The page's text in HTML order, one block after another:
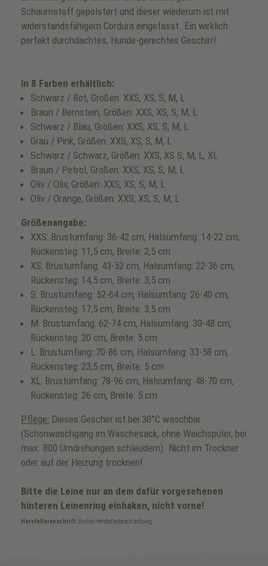
Schaumstoff gepolstert und dieser wiederum ist mit
widerstandsfähigem Cordura eingefasst. Ein wirklich
perfekt durchdachtes, Hunde-gerechtes Geschirr!
In 8 Farben erhältlich:
Schwarz / Rot, Größen: XXS, XS, S, M, L
Braun / Bernstein, Größen: XXS, XS, S, M, L
Schwarz / Blau, Größen: XXS, XS, S, M, L
Grau / Pink, Größen: XXS, XS, S, M, L
Schwarz / Schwarz, Größen: XXS, XS S, M, L, XL
Braun / Petrol, Größen: XXS, XS, S, M, L
Oliv / Oliv, Größen: XXS, XS, S, M, L
Oliv / Orange, Größen: XXS, XS, S, M, L
Größenangabe:
XXS: Brustumfang: 36-42 cm, Halsumfang: 14-22 cm,
Rückensteg: 11,5 cm, Breite: 2,5 cm
XS: Brustumfang: 43-52 cm, Halsumfang: 22-36 cm,
Rückensteg: 14,5 cm, Breite: 3,5 cm
S: Brustumfang: 52-64 cm, Halsumfang: 26-40 cm,
Rückensteg: 17,5 cm, Breite: 3,5 cm
M: Brustumfang: 62-74 cm, Halsumfang: 30-48 cm,
Rückensteg: 20 cm, Breite: 5 cm
L: Brustumfang: 70-86 cm, Halsumfang: 33-58 cm,
Rückensteg: 23,5 cm, Breite: 5 cm
XL: Brustumfang: 78-96 cm, Halsumfang: 48-70 cm,
Rückensteg: 26 cm, Breite: 5 cm
Pflege: Dieses Geschirr ist bei 30°C waschbar
(Schonwaschgang im Wäschesack, ohne Weichspüler, bei
max. 800 Umdrehungen schleudern). Nicht im Trockner
oder auf der Heizung trocknen!
Bitte die Leine nur an dem dafür vorgesehenen
hinteren Leinenring einhaken, nicht vorne!
Herstelleranschrift: Annyx Herstellerbeschreibung